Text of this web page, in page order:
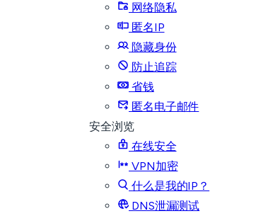
网络隐私
匿名IP
隐藏身份
防止追踪
省钱
匿名电子邮件
安全浏览
在线安全
VPN加密
什么是我的IP？
DNS泄漏测试